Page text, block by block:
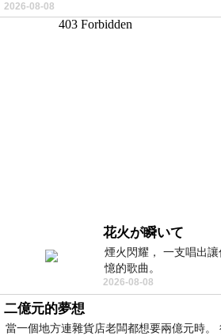
2026-08-08
花火が瞬いて
煙火閃耀， 一支唱出
憶的歌曲。
2026-08-08
二億元的夢想
當一個地方連雜貨店老闆都想要兩億元時